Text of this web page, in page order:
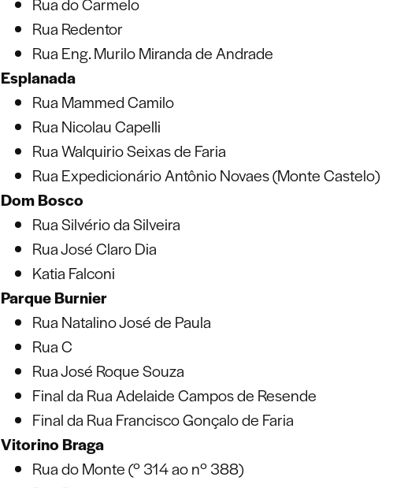
Rua Redentor
Rua Eng. Murilo Miranda de Andrade
Esplanada
Rua Mammed Camilo
Rua Nicolau Capelli
Rua Walquirio Seixas de Faria
Rua Expedicionário Antônio Novaes (Monte Castelo)
Dom Bosco
Rua Silvério da Silveira
Rua José Claro Dia
Katia Falconi
Parque Burnier
Rua Natalino José de Paula
Rua C
Rua José Roque Souza
Final da Rua Adelaide Campos de Resende
Final da Rua Francisco Gonçalo de Faria
Vitorino Braga
Rua do Monte (º 314 ao nº 388)